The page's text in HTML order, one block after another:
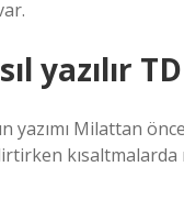
yazılır
yazımı Milattan
kısaltmalarda